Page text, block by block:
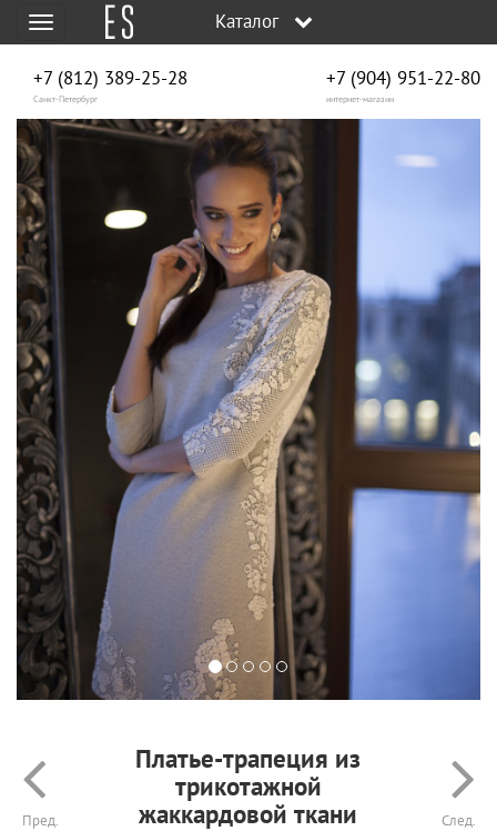
Меню Каталог
+7 (812) 389-25-28
Санкт-Петербург
+7 (904) 951‑22‑80
интернет-магазин
Пред.
Платье-трапеция из
трикотажной
жаккардовой ткани
След.